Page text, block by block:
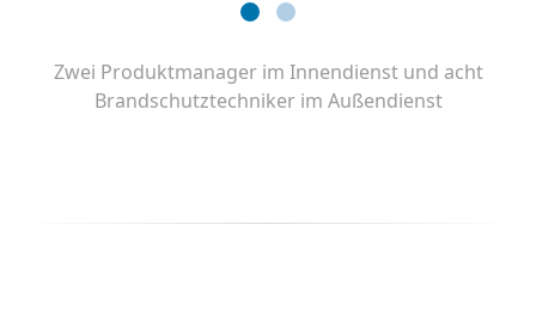
Zwei Produktmanager im Innendienst und acht
Brandschutztechniker im Außendienst